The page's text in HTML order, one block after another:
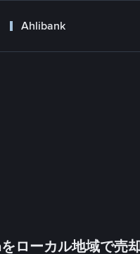
Ahlibank
ローカル地域で売